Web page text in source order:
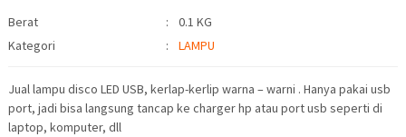
Detail Produk
Berat :
0.1 KG
Kategori
: LAMPU
Jual lampu disco LED USB, kerlap-kerlip warna – warni . Hanya pakai usb
port, jadi bisa langsung tancap ke charger hp atau port usb seperti di
laptop, komputer, dll